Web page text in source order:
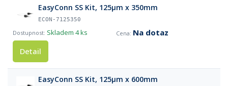
EasyConn SS Kit, 125µm x 350mm
ECON-7125350
Skladem 4 ks
Na dotaz
Detail
EasyConn SS Kit, 125µm x 600mm